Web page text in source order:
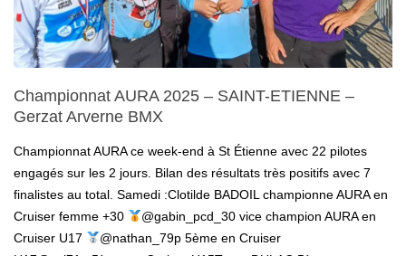
–
GERZAT
BMX"
Championnat AURA 2025 – SAINT-ETIENNE –
Gerzat Arverne BMX
Championnat AURA ce week-end à St Étienne avec 22 pilotes
engagés sur les 2 jours. Bilan des résultats très positifs avec 7
finalistes au total. Samedi :Clotilde BADOIL championne AURA en
Cruiser femme +30
@gabin_pcd_30 vice champion AURA en
Cruiser U17
@nathan_79p 5ème en Cruiser